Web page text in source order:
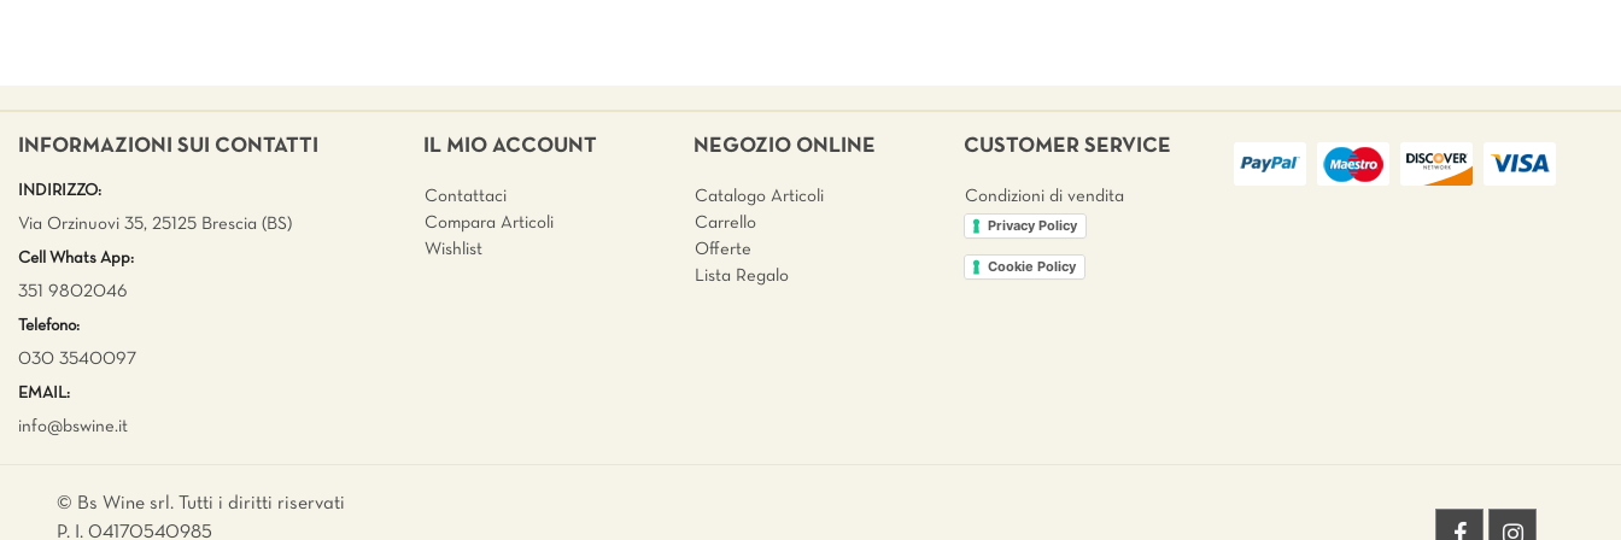
INFORMAZIONI SUI CONTATTI
INDIRIZZO:
Via Orzinuovi 35, 25125 Brescia (BS)
Cell Whats App:
351 9802046
Telefono:
030 3540097
EMAIL:
info@bswine.it
IL MIO ACCOUNT
Contattaci
Compara Articoli
Wishlist
NEGOZIO ONLINE
Catalogo Articoli
Carrello
Offerte
Lista Regalo
CUSTOMER SERVICE
Condizioni di vendita
Privacy Policy
Cookie Policy
© Bs Wine srl. Tutti i diritti riservati
P. I. 04170540985